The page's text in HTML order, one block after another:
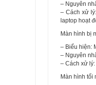
– Nguyên
– Cách xử
laptop hoạt
Màn hình bị
– Biểu hiện:
– Nguyên
– Cách xử
Màn hình tối